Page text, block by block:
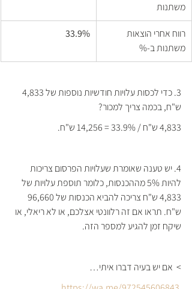
משתנות
רווח אחרי הוצאות
משתנות ב-%
33.9%
ש"ח, בכמה צריך למכור?
4,833 ש"ח / 33.9% = 14,256 ש"ח.
4. יש טענה שאומרת שעלויות הפרסום צריכות
להיות 5% מההכנסות, כלומר תוספת עלויות של
ש"ח. תראו אם זה רלוונטי אצלכם, או לא ריאלי, או
שיקח זמן להגיע למספר הזה.
>  אם יש בעיה דברו איתי…